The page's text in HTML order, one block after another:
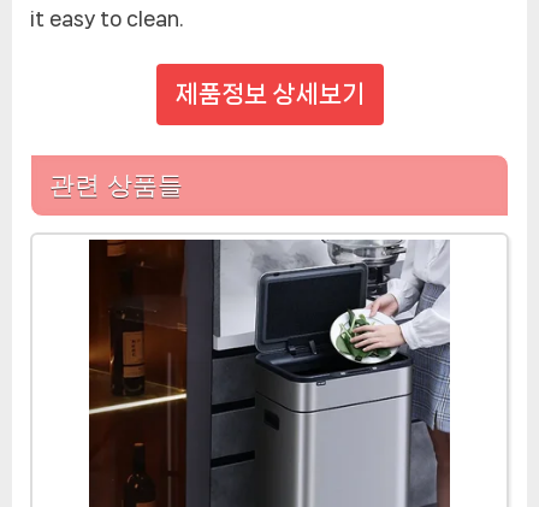
it easy to clean.
제품정보 상세보기
관련 상품들